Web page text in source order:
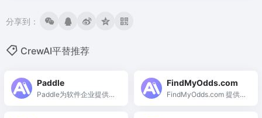
分享到：
CrewAI平替推荐
Paddle
Paddle为软件企业提供全
FindMyOdds.com
FindMyOdds.com 提供精